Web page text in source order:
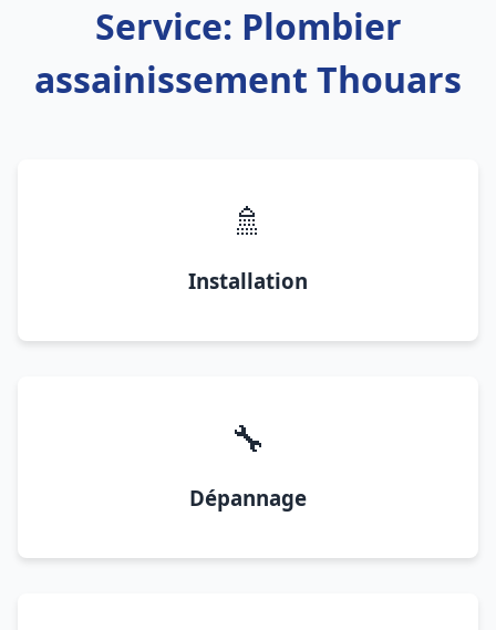
Service: Plombier
assainissement Thouars
🚿
Installation
🔧
Dépannage